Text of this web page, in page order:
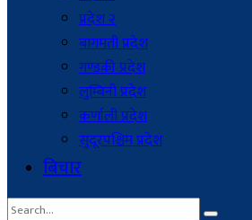
प्रदेश २
बागमती प्रदेश
गण्डकी प्रदेश
लुम्बिनी प्रदेश
कर्णाली प्रदेश
सुदूरपश्चिम प्रदेश
बिचार